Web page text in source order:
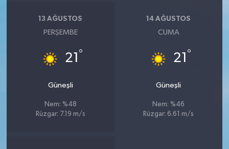
13 AĞUSTOS
PERŞEMBE
21 °
Güneşli
Nem: %48
Rüzgar: 7.19 m/s
14 AĞUSTOS
CUMA
21 °
Güneşli
Nem: %46
Rüzgar: 6.61 m/s